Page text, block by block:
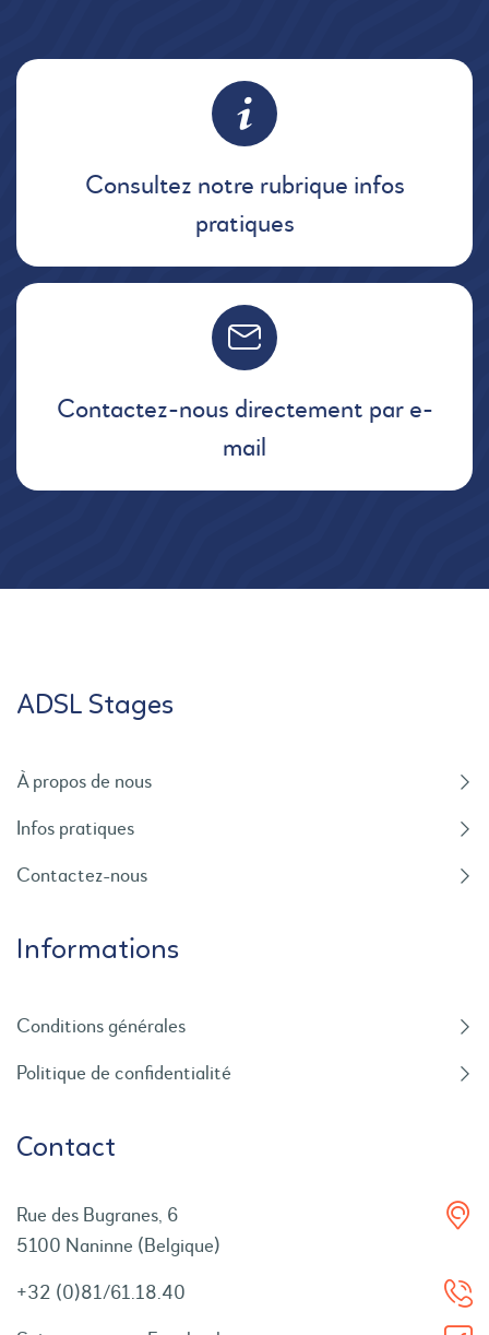
Consultez notre rubrique infos
pratiques
Contactez-nous directement par e-
mail
ADSL Stages
À propos de nous
Infos pratiques
Contactez-nous
Informations
Conditions générales
Politique de confidentialité
Contact
Rue des Bugranes, 6
5100 Naninne (Belgique)
+32 (0)81/61.18.40